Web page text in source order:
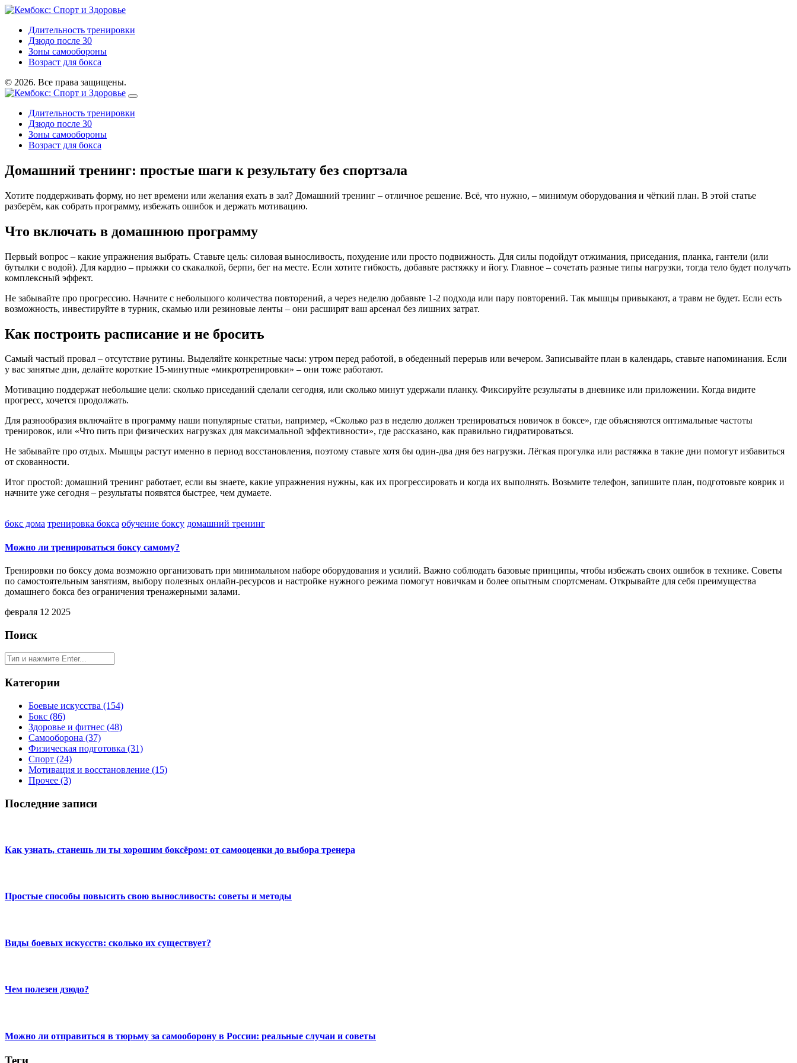
Длительность тренировки
Дзюдо после 30
Зоны самообороны
Возраст для бокса
© 2026. Все права защищены.
Длительность тренировки
Дзюдо после 30
Зоны самообороны
Возраст для бокса
Домашний тренинг: простые шаги к результату без спортзала
Хотите поддерживать форму, но нет времени или желания ехать в зал? Домашний тренинг – отличное решение. Всё, что нужно, – минимум оборудования и чёткий план. В этой статье
разберём, как собрать программу, избежать ошибок и держать мотивацию.
Что включать в домашнюю программу
Первый вопрос – какие упражнения выбрать. Ставьте цель: силовая выносливость, похудение или просто подвижность. Для силы подойдут отжимания, приседания, планка, гантели (или
бутылки с водой). Для кардио – прыжки со скакалкой, берпи, бег на месте. Если хотите гибкость, добавьте растяжку и йогу. Главное – сочетать разные типы нагрузки, тогда тело будет получать
комплексный эффект.
Не забывайте про прогрессию. Начните с небольшого количества повторений, а через неделю добавьте 1‑2 подхода или пару повторений. Так мышцы привыкают, а травм не будет. Если есть
возможность, инвестируйте в турник, скамью или резиновые ленты – они расширят ваш арсенал без лишних затрат.
Как построить расписание и не бросить
Самый частый провал – отсутствие рутины. Выделяйте конкретные часы: утром перед работой, в обеденный перерыв или вечером. Записывайте план в календарь, ставьте напоминания. Если
у вас занятые дни, делайте короткие 15‑минутные «микротренировки» – они тоже работают.
Мотивацию поддержат небольшие цели: сколько приседаний сделали сегодня, или сколько минут удержали планку. Фиксируйте результаты в дневнике или приложении. Когда видите
прогресс, хочется продолжать.
Для разнообразия включайте в программу наши популярные статьи, например, «Сколько раз в неделю должен тренироваться новичок в боксе», где объясняются оптимальные частоты
тренировок, или «Что пить при физических нагрузках для максимальной эффективности», где рассказано, как правильно гидратироваться.
Не забывайте про отдых. Мышцы растут именно в период восстановления, поэтому ставьте хотя бы один‑два дня без нагрузки. Лёгкая прогулка или растяжка в такие дни помогут избавиться
от скованности.
Итог простой: домашний тренинг работает, если вы знаете, какие упражнения нужны, как их прогрессировать и когда их выполнять. Возьмите телефон, запишите план, подготовьте коврик и
начните уже сегодня – результаты появятся быстрее, чем думаете.
бокс дома тренировка бокса обучение боксу домашний тренинг
Можно ли тренироваться боксу самому?
Тренировки по боксу дома возможно организовать при минимальном наборе оборудования и усилий. Важно соблюдать базовые принципы, чтобы избежать своих ошибок в технике. Советы
по самостоятельным занятиям, выбору полезных онлайн-ресурсов и настройке нужного режима помогут новичкам и более опытным спортсменам. Открывайте для себя преимущества
домашнего бокса без ограничения тренажерными залами.
февраля 12 2025
Поиск
Категории
Боевые искусства (154)
Бокс (86)
Здоровье и фитнес (48)
Самооборона (37)
Физическая подготовка (31)
Спорт (24)
Мотивация и восстановление (15)
Прочее (3)
Последние записи
Как узнать, станешь ли ты хорошим боксёром: от самооценки до выбора тренера
Простые способы повысить свою выносливость: советы и методы
Виды боевых искусств: сколько их существует?
Чем полезен дзюдо?
Можно ли отправиться в тюрьму за самооборону в России: реальные случаи и советы
Теги